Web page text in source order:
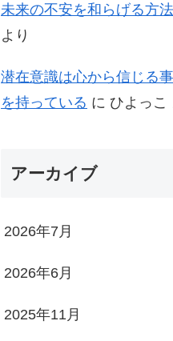
未来の不安を和らげる方法
より
潜在意識は心から信じる
を持っている に ひよっこ
アーカイブ
2026年7月
2026年6月
2025年11月